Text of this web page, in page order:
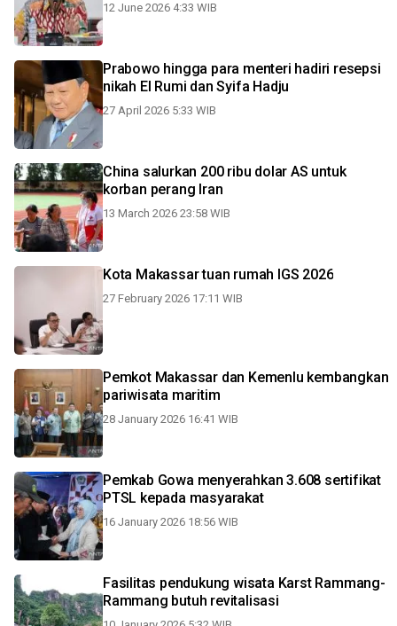
12 June 2026 4:33 WIB
Prabowo hingga para menteri hadiri resepsi
nikah El Rumi dan Syifa Hadju
27 April 2026 5:33 WIB
China salurkan 200 ribu dolar AS untuk
korban perang Iran
13 March 2026 23:58 WIB
Kota Makassar tuan rumah IGS 2026
27 February 2026 17:11 WIB
Pemkot Makassar dan Kemenlu kembangkan
pariwisata maritim
28 January 2026 16:41 WIB
Pemkab Gowa menyerahkan 3.608 sertifikat
PTSL kepada masyarakat
16 January 2026 18:56 WIB
Fasilitas pendukung wisata Karst Rammang-
Rammang butuh revitalisasi